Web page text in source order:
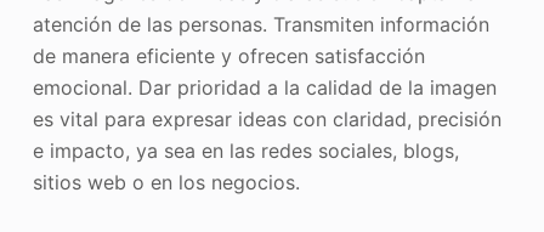
atención de las personas. Transmiten información
de manera eficiente y ofrecen satisfacción
emocional. Dar prioridad a la calidad de la imagen
es vital para expresar ideas con claridad, precisión
e impacto, ya sea en las redes sociales, blogs,
sitios web o en los negocios.